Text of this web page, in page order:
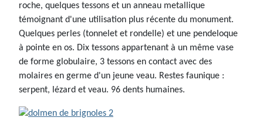
roche, quelques tessons et un anneau metallique
témoignant d'une utilisation plus récente du monument.
Quelques perles (tonnelet et rondelle) et une pendeloque
à pointe en os. Dix tessons appartenant à un même vase
de forme globulaire, 3 tessons en contact avec des
molaires en germe d'un jeune veau. Restes faunique :
serpent, lézard et veau. 96 dents humaines.